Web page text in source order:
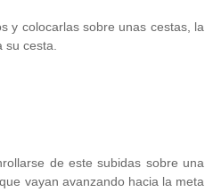
y colocarlas sobre unas cestas, la
su cesta.
de este subidas sobre una
vayan avanzando hacia la meta